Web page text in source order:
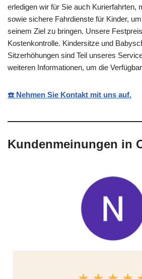
erledigen wir für Sie auch Kurierfahrten,
sowie sichere Fahrdienste für Kinder,
seinem Ziel zu bringen. Unsere
Kostenkontrolle. Kindersitze und
Sitzerhöhungen sind Teil unseres
weiteren Informationen, um die
☎️ Nehmen Sie Kontakt mit uns auf.
Kundenmeinungen in